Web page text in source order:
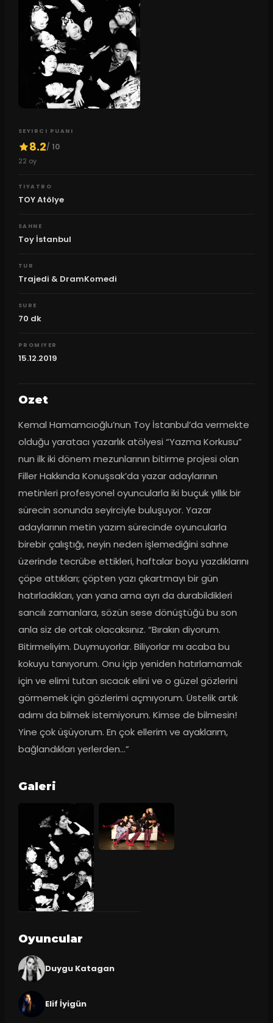
SEYIRCI PUANI
8.2/ 10
22 oy
TIYATRO
TOY Atölye
SAHNE
Toy İstanbul
TUR
Trajedi & DramKomedi
SURE
70 dk
PROMIYER
15.12.2019
Ozet
Kemal Hamamcıoğlu’nun Toy İstanbul’da vermekte
olduğu yaratacı yazarlık atölyesi “Yazma Korkusu”
nun ilk iki dönem mezunlarının bitirme projesi olan
Filler Hakkında Konuşsak’da yazar adaylarının
metinleri profesyonel oyuncularla iki buçuk yıllık bir
sürecin sonunda seyirciyle buluşuyor. Yazar
adaylarının metin yazım sürecinde oyuncularla
birebir çalıştığı, neyin neden işlemediğini sahne
üzerinde tecrübe ettikleri, haftalar boyu yazdıklarını
çöpe attıkları; çöpten yazı çıkartmayı bir gün
hatırladıkları, yan yana ama ayrı da durabildikleri
sancılı zamanlara, sözün sese dönüştüğü bu son
anla siz de ortak olacaksınız. “Bırakın diyorum.
Bitirmeliyim. Duymuyorlar. Biliyorlar mı acaba bu
kokuyu tanıyorum. Onu içip yeniden hatırlamamak
için ve elimi tutan sıcacık elini ve o güzel gözlerini
görmemek için gözlerimi açmıyorum. Üstelik artık
adımı da bilmek istemiyorum. Kimse de bilmesin!
Yine çok üşüyorum. En çok ellerim ve ayaklarım,
bağlandıkları yerlerden…”
Galeri
Oyuncular
Duygu Katagan
Elif İyigün